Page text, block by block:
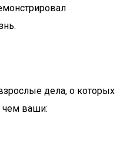
дела, о которых
чем ваши: